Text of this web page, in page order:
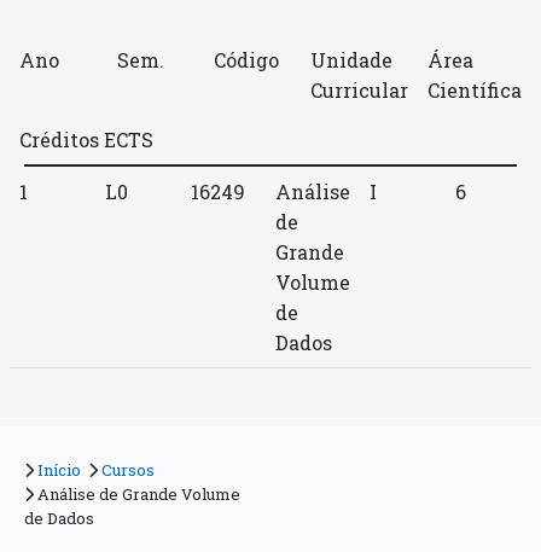
Ano Sem. Código
Unidade
Curricular
Área
Científica
Créditos ECTS
1 L0 16249
Análise
de
Grande
Volume
de
Dados
I 6
Início
Cursos
Análise de Grande Volume
de Dados